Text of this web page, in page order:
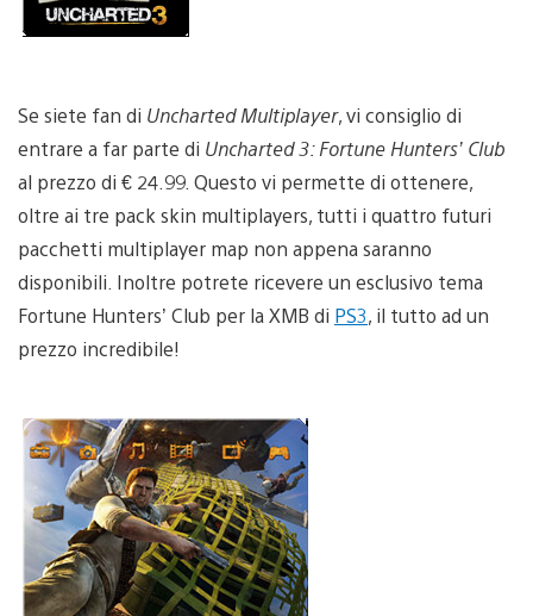
Se siete fan di Uncharted Multiplayer, vi consiglio di
entrare a far parte di Uncharted 3: Fortune Hunters’ Club
al prezzo di € 24.99. Questo vi permette di ottenere,
oltre ai tre pack skin multiplayers, tutti i quattro futuri
pacchetti multiplayer map non appena saranno
disponibili. Inoltre potrete ricevere un esclusivo tema
Fortune Hunters’ Club per la XMB di PS3, il tutto ad un
prezzo incredibile!